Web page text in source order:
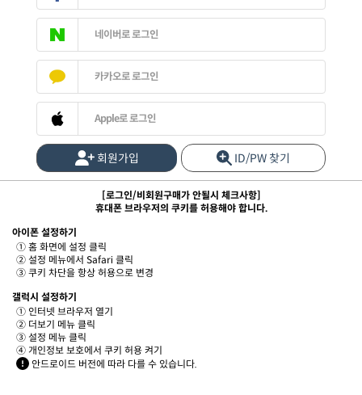
네이버로 로그인
카카오로 로그인
Apple로 로그인
회원가입 ID/PW 찾기
[로그인/비회원구매가 안될시 체크사항]
휴대폰 브라우저의 쿠키를 허용해야 합니다.
아이폰 설정하기
① 홈 화면에 설정 클릭
② 설정 메뉴에서 Safari 클릭
③ 쿠키 차단을 항상 허용으로 변경
갤럭시 설정하기
① 인터넷 브라우저 열기
② 더보기 메뉴 클릭
③ 설정 메뉴 클릭
④ 개인정보 보호에서 쿠키 허용 켜기
안드로이드 버전에 따라 다를 수 있습니다.